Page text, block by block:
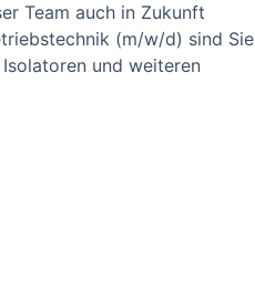
Team auch in Zukunft
(m/w/d) sind Sie
und weiteren